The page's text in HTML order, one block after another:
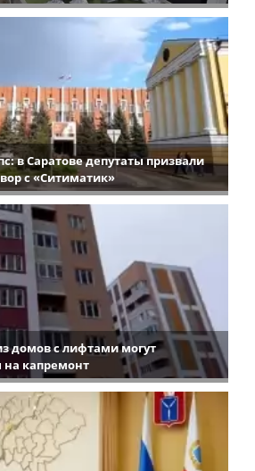
в Саратове депутаты призвали
с «Ситиматик»
домов с лифтами могут
на капремонт